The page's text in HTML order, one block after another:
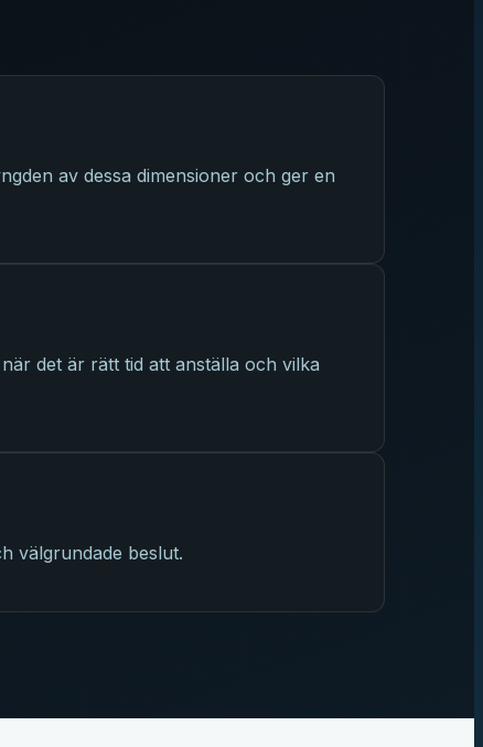
av dessa dimensioner och ger en
det är rätt tid att anställa och vilka
välgrundade beslut.